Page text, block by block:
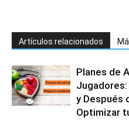
Artículos relacionados
Planes de
Jugadores:
y Después
Optimizar